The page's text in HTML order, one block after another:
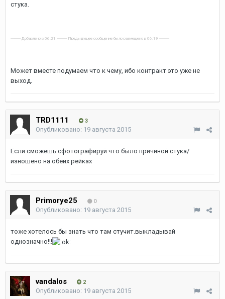
стука.
---------- Добавлено в 06:21 ---------- Предыдущее сообщение было размещено в 06:19 ----------
Может вместе подумаем что к чему, ибо контракт это уже не
выход.
TRD1111 3
Опубликовано: 19 августа 2015
Если сможешь сфотографируй что было причиной стука/
изношено на обеих рейках
Primorye25 0
Опубликовано: 19 августа 2015
тоже хотелось бы знать что там стучит.выкладывай
однозначно!!!
vandalos 2
Опубликовано: 19 августа 2015